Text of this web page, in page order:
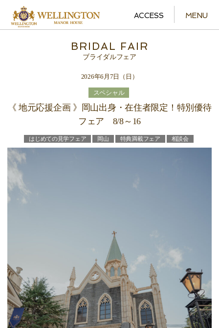
MENU
ACCESS
BRIDAL FAIR
ブライダルフェア
2026年6月7日（日）
スペシャル
《 地元応援企画 》岡山出身・在住者限定！特別優待
フェア 8/8～16
はじめての見学フェア 岡山 特典満載フェア 相談会